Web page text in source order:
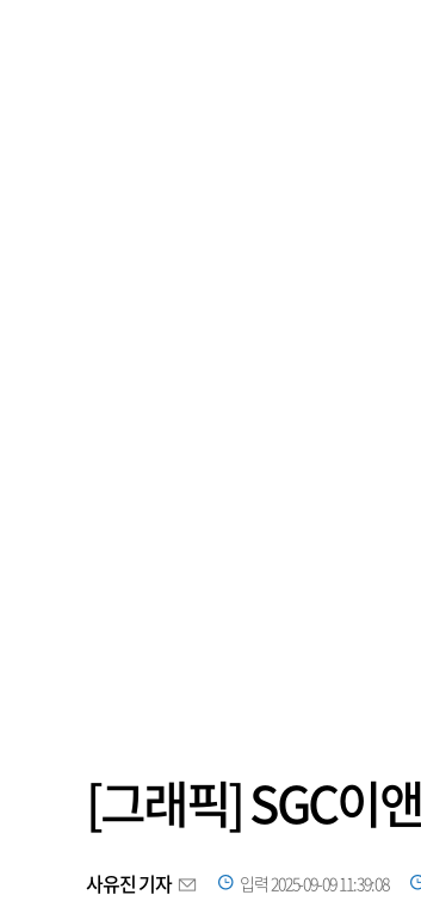
[그래픽] SGC이
사유진 기자 입력 2025-09-09 11:39:08